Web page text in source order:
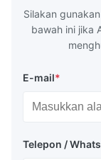
Silakan
bawah ini jika
E-mail*
Telepon /